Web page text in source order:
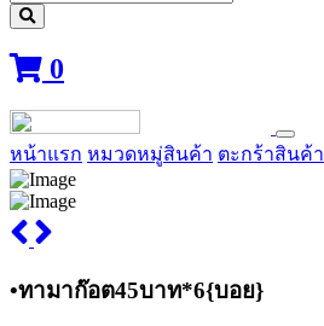
0
หน้าแรก หมวดหมู่สินค้า ตะกร้าสินค้า
•ทามาก๊อต45บาท*6{บอย}